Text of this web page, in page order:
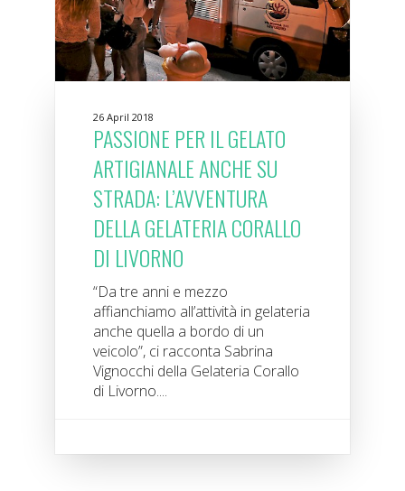
26 April 2018
PASSIONE PER IL GELATO
ARTIGIANALE ANCHE SU
STRADA: L’AVVENTURA
DELLA GELATERIA CORALLO
DI LIVORNO
“Da tre anni e mezzo
affianchiamo all’attività in gelateria
anche quella a bordo di un
veicolo”, ci racconta Sabrina
Vignocchi della Gelateria Corallo
di Livorno....